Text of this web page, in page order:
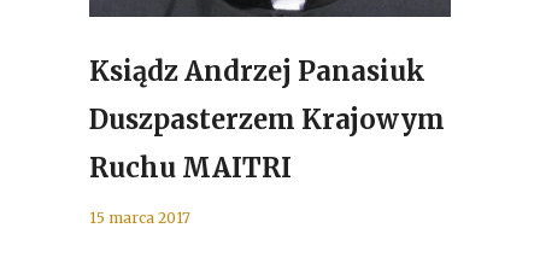
Ksiądz Andrzej Panasiuk
Duszpasterzem Krajowym
Ruchu MAITRI
15 marca 2017